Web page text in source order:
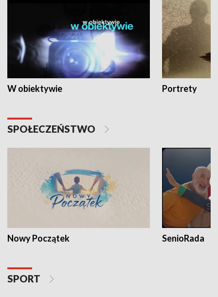
W obiektywie Portrety
SPOŁECZEŃSTWO
Nowy Początek SenioRada
SPORT